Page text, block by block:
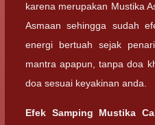
karena merupakan Mustika
Asmaan sehingga sudah
energi bertuah sejak
mantra apapun, tanpa doa
doa sesuai keyakinan anda.
Efek Samping Mustika